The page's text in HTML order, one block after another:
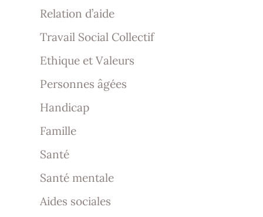
Relation d’aide
Travail Social Collectif
Ethique et Valeurs
Personnes âgées
Handicap
Famille
Santé
Santé mentale
Aides sociales